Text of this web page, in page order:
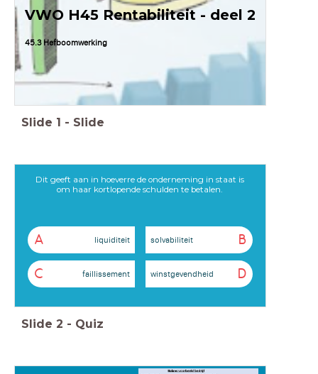
VWO H45 Rentabiliteit - deel 2
45.3 Hefboomwerking
Slide 1 - Slide
Dit geeft aan in hoeverre de onderneming in staat is
om haar kortlopende schulden te betalen.
A liquiditeit B
solvabiliteit
C faillissement D
winstgevendheid
Slide 2 - Quiz